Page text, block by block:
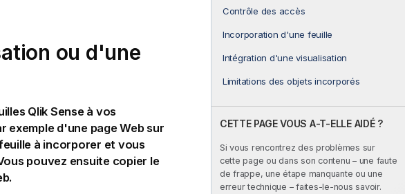
Contrôle des accès
Incorporation d'une feuille
Intégration d'une visualisation
Limitations des objets incorporés
CETTE PAGE VOUS A-T-ELLE AIDÉ ?
Si vous rencontrez des problèmes sur
cette page ou dans son contenu – une faute
de frappe, une étape manquante ou une
erreur technique – faites-le-nous savoir.
ou d'une
Qlik Senseà vos
exemple d'une page Web sur
à incorporer et vous
pouvez ensuite copier le